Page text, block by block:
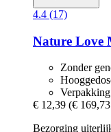
4.4 (17)
Nature Love
Zonder
€ 12,39 (€
Bezorging